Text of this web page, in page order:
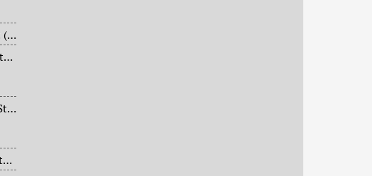
Offizielle Eröffnung des neuen Infopunktes der Verkehrsgesellschaft Frankfurt (VGF) an der Hauptwache.
Feier anlässlich des fünfjährigen Bestehens des Museums Experimenta für Naturwissenschaften und Technik im Stadtteil Bockenheim.
Offizielle Eröffnung des neuen Ortsmittelpunktes am Gravensteiner Platz im Stadtteil Preungesheim.
Unterzeichnung einer Vereinbarung von Land und Stadt Frankfurt in der Kunsthalle Portikus: Die Städelschule wird am 1. Januar 2919 eine Hochschule des Landes Hessen.